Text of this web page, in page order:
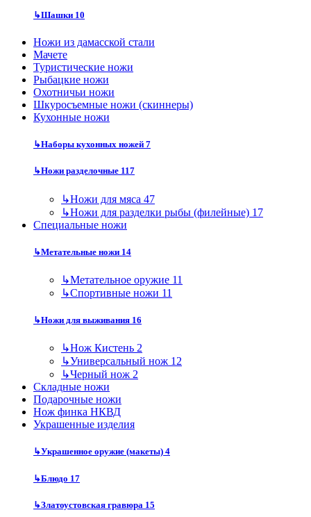
↳Шашки 10
Ножи из дамасской стали
Мачете
Туристические ножи
Рыбацкие ножи
Охотничьи ножи
Шкуросъемные ножи (скиннеры)
Кухонные ножи
↳Наборы кухонных ножей 7
↳Ножи разделочные 117
↳Ножи для мяса 47
↳Ножи для разделки рыбы (филейные) 17
Специальные ножи
↳Метательные ножи 14
↳Метательное оружие 11
↳Спортивные ножи 11
↳Ножи для выживания 16
↳Нож Кистень 2
↳Универсальный нож 12
↳Черный нож 2
Складные ножи
Подарочные ножи
Нож финка НКВД
Украшенные изделия
↳Украшенное оружие (макеты) 4
↳Блюдо 17
↳Златоустовская гравюра 15